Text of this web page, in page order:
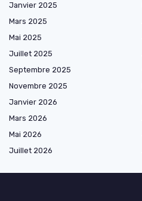
Janvier 2025
Mars 2025
Mai 2025
Juillet 2025
Septembre 2025
Novembre 2025
Janvier 2026
Mars 2026
Mai 2026
Juillet 2026